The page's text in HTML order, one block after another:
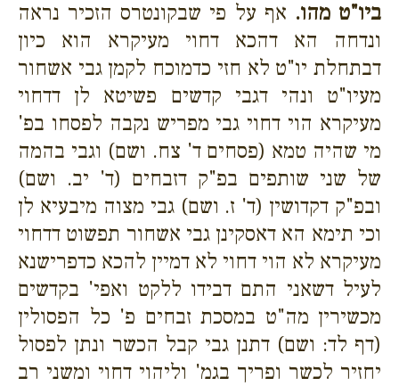
ביו"ט מהו. אף על פי שבקונטרס הזכיר נראה
ונדחה הא דהכא דחוי מעיקרא הוא כיון
דבתחלת יו"ט לא חזי כדמוכח לקמן גבי אשחור
מעיו"ט ונהי דגבי קדשים פשיטא לן דדחוי
מעיקרא הוי דחוי גבי מפריש נקבה לפסחו בפ'
מי שהיה טמא (פסחים ד' צח. ושם) וגבי בהמה
של שני שותפים בפ"ק דזבחים (ד' יב. ושם)
ובפ"ק דקדושין (ד' ז. ושם) גבי מצוה מיבעיא לן
וכי תימא הא דאסקינן גבי אשחור תפשוט דדחוי
מעיקרא לא הוי דחוי לא דמיין להכא כדפרישנא
לעיל דשאני התם דבידו ללקט ואפי' בקדשים
מכשירין מה"ט במסכת זבחים פ' כל הפסולין
(דף לד: ושם) דתנן גבי קבל הכשר ונתן לפסול
יחזיר לכשר ופריך בגמ' וליהוי דחוי ומשני רב